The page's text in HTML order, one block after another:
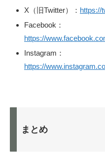
X（旧Twitter）： https://
Facebook：
https://
Instagram：
https://
まとめ